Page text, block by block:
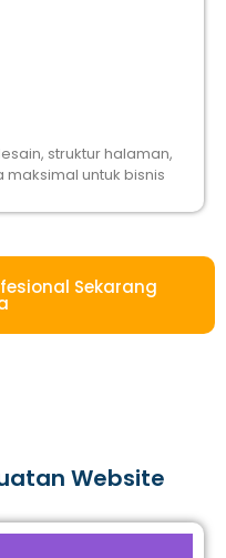
struktur halaman,
untuk bisnis
Sekarang
Website